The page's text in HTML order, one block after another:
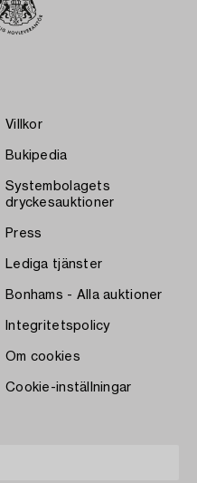
Villkor
Bukipedia
Systembolagets
dryckesauktioner
Press
Lediga tjänster
Bonhams - Alla auktioner
Integritetspolicy
Om cookies
Cookie-inställningar